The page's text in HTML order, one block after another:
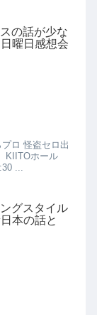
の話が少な
曜日感想会
ロ 怪盗セロ出
KIITOホール
...
グスタイル
本の話と